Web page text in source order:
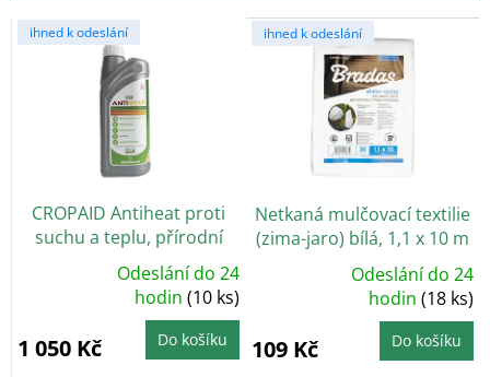
k
V
ý
ihned k odeslání
CROPAID Antiheat proti
suchu a teplu, přírodní
biostimulant, 1 l
5,0
z
5
Odeslání do 24
hodin(10 ks)
1 050 Kč Do košíku
ihned k odeslání
Netkaná mulčovací textilie
(zima-jaro) bílá, 1,1 x 10 m
5,0
z
5
Odeslání do 24
hodin(18 ks)
109 Kč Do košíku